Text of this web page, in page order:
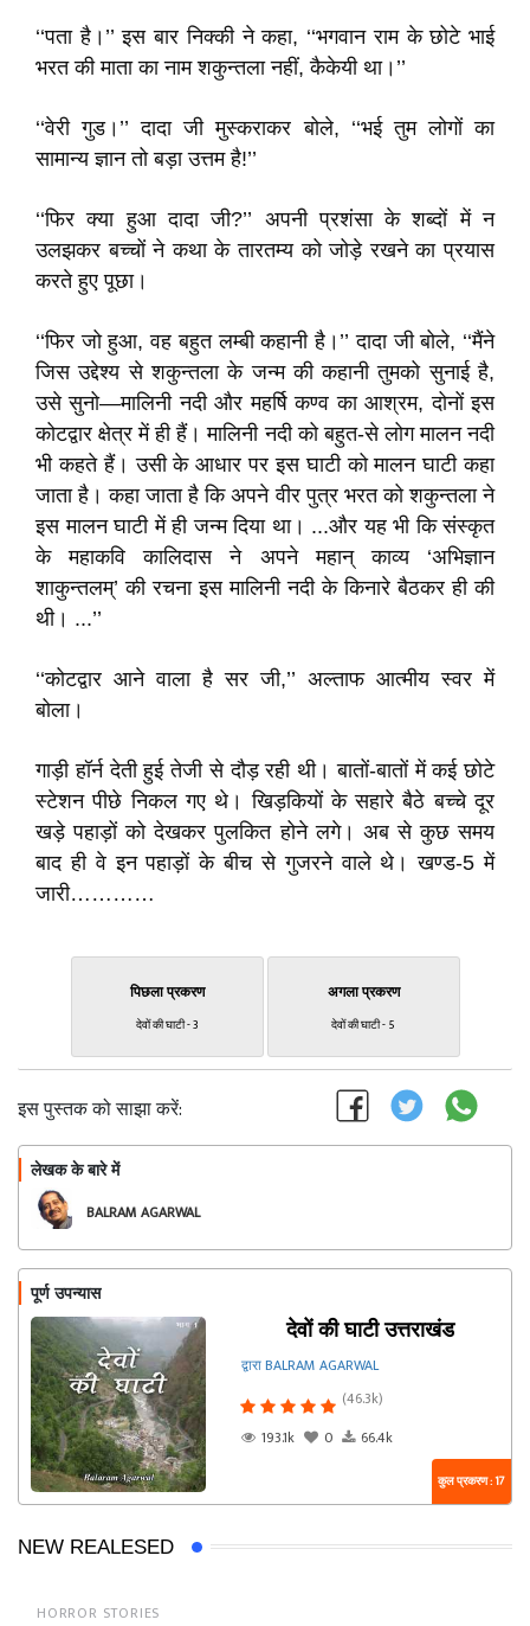
‘‘पता है।’’ इस बार निक्की ने कहा, ‘‘भगवान राम के छोटे भाई
भरत की माता का नाम शकुन्तला नहीं, कैकेयी था।’’
‘‘वेरी गुड।’’ दादा जी मुस्कराकर बोले, ‘‘भई तुम लोगों का
सामान्य ज्ञान तो बड़ा उत्तम है!’’
‘‘फिर क्या हुआ दादा जी?’’ अपनी प्रशंसा के शब्दों में न
उलझकर बच्चों ने कथा के तारतम्य को जोड़े रखने का प्रयास
करते हुए पूछा।
‘‘फिर जो हुआ, वह बहुत लम्बी कहानी है।’’ दादा जी बोले, ‘‘मैंने
जिस उद्देश्य से शकुन्तला के जन्म की कहानी तुमको सुनाई है,
उसे सुनो—मालिनी नदी और महर्षि कण्व का आश्रम, दोनों इस
कोटद्वार क्षेत्र में ही हैं। मालिनी नदी को बहुत-से लोग मालन नदी
भी कहते हैं। उसी के आधार पर इस घाटी को मालन घाटी कहा
जाता है। कहा जाता है कि अपने वीर पुत्र भरत को शकुन्तला ने
इस मालन घाटी में ही जन्म दिया था। ...और यह भी कि संस्कृत
के महाकवि कालिदास ने अपने महान् काव्य ‘अभिज्ञान
शाकुन्तलम्’ की रचना इस मालिनी नदी के किनारे बैठकर ही की
थी। ...’’
‘‘कोटद्वार आने वाला है सर जी,’’ अल्ताफ आत्मीय स्वर में
बोला।
गाड़ी हॉर्न देती हुई तेजी से दौड़ रही थी। बातों-बातों में कई छोटे
स्टेशन पीछे निकल गए थे। खिड़कियों के सहारे बैठे बच्चे दूर
खड़े पहाड़ों को देखकर पुलकित होने लगे। अब से कुछ समय
बाद ही वे इन पहाड़ों के बीच से गुजरने वाले थे। खण्ड-5 में
जारी…………
पिछला प्रकरण
देवों की घाटी - 3
अगला प्रकरण
देवों की घाटी - 5
इस पुस्तक को साझा करें:
लेखक के बारे में
BALRAM AGARWAL
पूर्ण उपन्यास
देवों की घाटी उत्तराखंड
द्वारा BALRAM AGARWAL
(46.3k)
193.1k
0 66.4k
कुल प्रकरण : 17
NEW REALESED
HORROR STORIES